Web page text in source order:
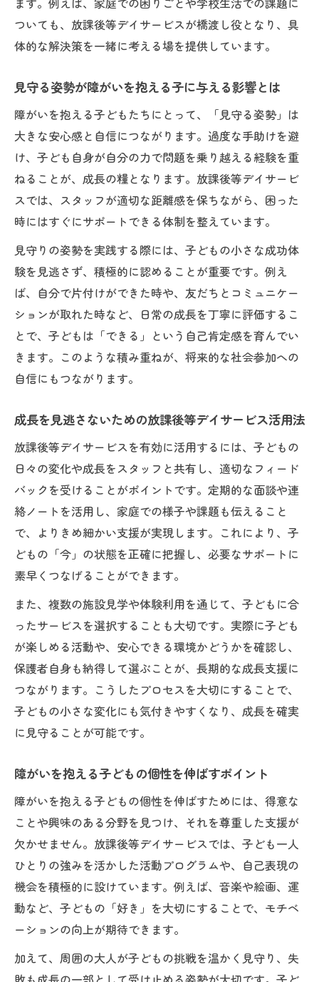
放課後等デイサービスでの個別計画作成の
流れ
成長を実感するための具体的な支援プログ
障がいを抱える子どもの強みを伸ばす実践
方法
障がいを抱える家庭へ伝えたい成長のヒント
障がいを抱える子の成長に家庭でできるサ
ポート方法
保護者が知っておきたい発達障害児の変化
見守ることで得られる成長の小さな気付き
家庭と放課後等デイサービスの役割分担と
は
悩みや不安を相談できる外部サポートの活
用例
放課後等デイサービスで叶う社会性育成とは
援内容
発達障害児に適した集団活動の工夫ポイン
ト
見守りながら育てる自立へのステップ
放課後等デイサービスの社会性育成プログ
ラム紹介
障がいを抱える子どもの自信につながる体
験
ついても、放課後等デイサービスが橋渡し役となり、具
体的な解決策を一緒に考える場を提供しています。
見守る姿勢が障がいを抱える子に与える影響とは
障がいを抱える子どもたちにとって、「見守る姿勢」は
大きな安心感と自信につながります。過度な手助けを避
け、子ども自身が自分の力で問題を乗り越える経験を重
ねることが、成長の糧となります。放課後等デイサービ
スでは、スタッフが適切な距離感を保ちながら、困った
時にはすぐにサポートできる体制を整えています。
見守りの姿勢を実践する際には、子どもの小さな成功体
験を見逃さず、積極的に認めることが重要です。例え
ば、自分で片付けができた時や、友だちとコミュニケー
ションが取れた時など、日常の成長を丁寧に評価するこ
とで、子どもは「できる」という自己肯定感を育んでい
きます。このような積み重ねが、将来的な社会参加への
自信にもつながります。
成長を見逃さないための放課後等デイサービス活用法
放課後等デイサービスを有効に活用するには、子どもの
日々の変化や成長をスタッフと共有し、適切なフィード
バックを受けることがポイントです。定期的な面談や連
絡ノートを活用し、家庭での様子や課題も伝えること
で、よりきめ細かい支援が実現します。これにより、子
どもの「今」の状態を正確に把握し、必要なサポートに
素早くつなげることができます。
また、複数の施設見学や体験利用を通じて、子どもに合
ったサービスを選択することも大切です。実際に子ども
が楽しめる活動や、安心できる環境かどうかを確認し、
保護者自身も納得して選ぶことが、長期的な成長支援に
つながります。こうしたプロセスを大切にすることで、
子どもの小さな変化にも気付きやすくなり、成長を確実
に見守ることが可能です。
障がいを抱える子どもの個性を伸ばすポイント
障がいを抱える子どもの個性を伸ばすためには、得意な
ことや興味のある分野を見つけ、それを尊重した支援が
欠かせません。放課後等デイサービスでは、子ども一人
ひとりの強みを活かした活動プログラムや、自己表現の
機会を積極的に設けています。例えば、音楽や絵画、運
動など、子どもの「好き」を大切にすることで、モチベ
ーションの向上が期待できます。
加えて、周囲の大人が子どもの挑戦を温かく見守り、失